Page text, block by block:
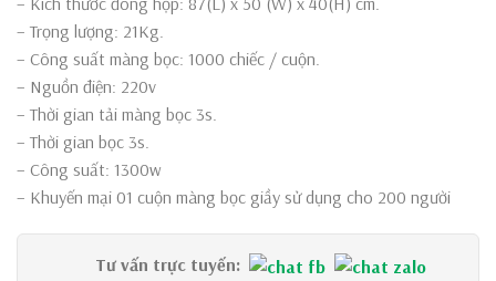
– Trọng lượng: 21Kg.
– Công suất màng bọc: 1000 chiếc / cuộn.
– Nguồn điện: 220v
– Thời gian tải màng bọc 3s.
– Thời gian bọc 3s.
– Công suất: 1300w
– Khuyến mại 01 cuộn màng bọc giầy sử dụng cho 200 người
Tư vấn trực tuyến: